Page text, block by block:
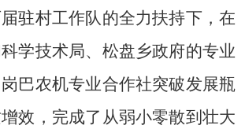
驻村工作队的全力扶持下，在
学技术局、松盘乡政府的专业
巴农机专业合作社突破发展瓶
效，完成了从弱小零散到壮大